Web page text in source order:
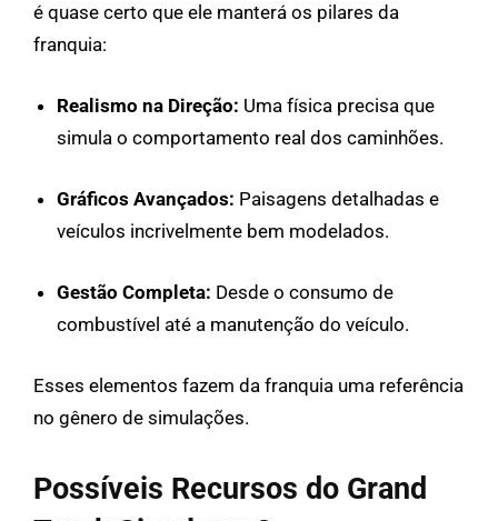
é quase certo que ele manterá os pilares da
franquia:
Realismo na Direção: Uma física precisa que
simula o comportamento real dos caminhões.
Gráficos Avançados: Paisagens detalhadas e
veículos incrivelmente bem modelados.
Gestão Completa: Desde o consumo de
combustível até a manutenção do veículo.
Esses elementos fazem da franquia uma referência
no gênero de simulações.
Possíveis Recursos do Grand